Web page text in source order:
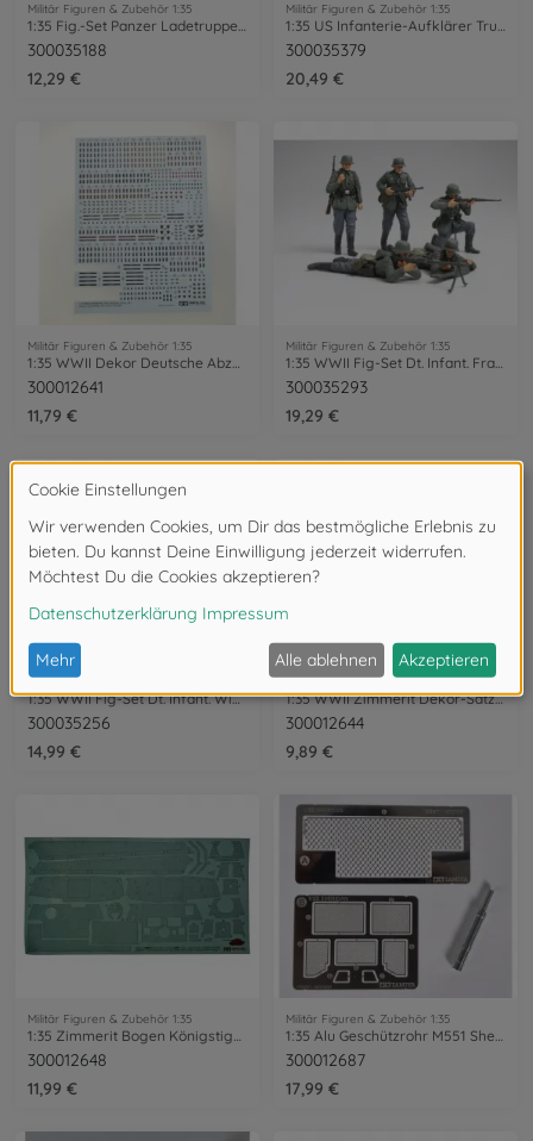
Militär Figuren & Zubehör 1:35
1:35 Fig.-Set Panzer Ladetruppe (4)
300035188
12,29 €
Militär Figuren & Zubehör 1:35
1:35 US Infanterie-Aufklärer Trupp (5)
300035379
20,49 €
Militär Figuren & Zubehör 1:35
300012641
11,79 €
Militär Figuren & Zubehör 1:35
300035293
19,29 €
Militär Figuren & Zubehör 1:35
1:35 WWII Fig-Set Dt. Infant. Winter (5)
300035256
14,99 €
Militär Figuren & Zubehör 1:35
1:35 WWII Zimmerit Dekor-Satz Elefant
300012644
9,89 €
Militär Figuren & Zubehör 1:35
300012648
11,99 €
Militär Figuren & Zubehör 1:35
300012687
17,99 €